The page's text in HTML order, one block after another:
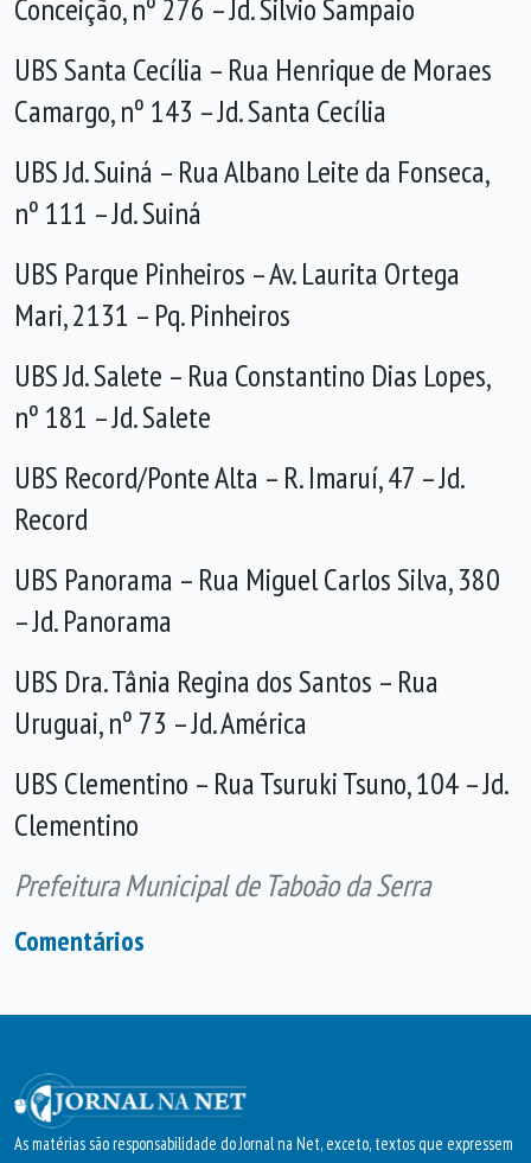
Conceição, nº 276 – Jd. Silvio Sampaio
UBS Santa Cecília – Rua Henrique de Moraes
Camargo, nº 143 – Jd. Santa Cecília
UBS Jd. Suiná – Rua Albano Leite da Fonseca,
nº 111 – Jd. Suiná
UBS Parque Pinheiros – Av. Laurita Ortega
Mari, 2131 – Pq. Pinheiros
UBS Jd. Salete – Rua Constantino Dias Lopes,
nº 181 – Jd. Salete
UBS Record/Ponte Alta – R. Imaruí, 47 – Jd.
Record
UBS Panorama – Rua Miguel Carlos Silva, 380
– Jd. Panorama
UBS Dra. Tânia Regina dos Santos – Rua
Uruguai, nº 73 – Jd. América
UBS Clementino – Rua Tsuruki Tsuno, 104 – Jd.
Clementino
Prefeitura Municipal de Taboão da Serra
Comentários
As matérias são responsabilidade do Jornal na Net, exceto, textos que expressem